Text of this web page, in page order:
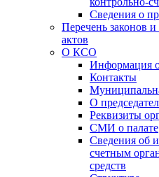
Сведения о
Перечень законов
актов
О КСО
Информация
Контакты
О
Реквизиты
СМИ о палате
Сведения об
счетным
средств